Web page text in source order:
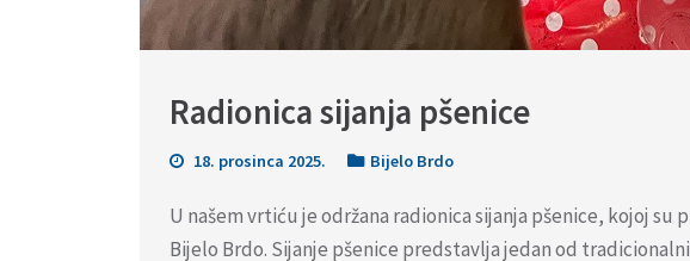
Radionica sijanja pšenice
18. prosinca 2025. Bijelo Brdo
U našem vrtiću je održana radionica sijanja pšenice, kojoj su
Bijelo Brdo. Sijanje pšenice predstavlja jedan od